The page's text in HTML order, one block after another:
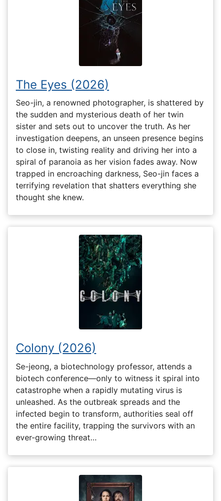
The Eyes (2026)
Seo-jin, a renowned photographer, is shattered by
the sudden and mysterious death of her twin
sister and sets out to uncover the truth. As her
investigation deepens, an unseen presence begins
to close in, twisting reality and driving her into a
spiral of paranoia as her vision fades away. Now
trapped in encroaching darkness, Seo-jin faces a
terrifying revelation that shatters everything she
thought she knew.
Colony (2026)
Se-jeong, a biotechnology professor, attends a
biotech conference—only to witness it spiral into
catastrophe when a rapidly mutating virus is
unleashed. As the outbreak spreads and the
infected begin to transform, authorities seal off
the entire facility, trapping the survivors with an
ever-growing threat…